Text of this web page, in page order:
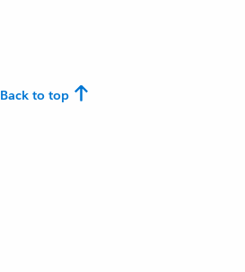
Back to top